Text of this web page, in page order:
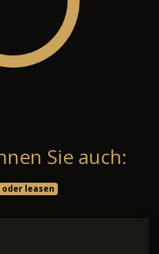
Sie auch:
oder leasen